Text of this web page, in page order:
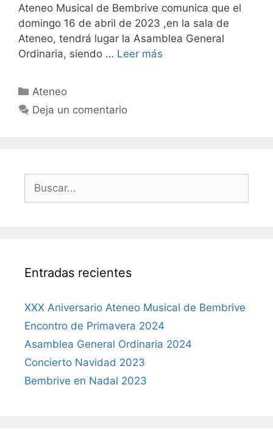
Ateneo Musical de Bembrive comunica que el
domingo 16 de abril de 2023 ,en la sala de
Ateneo, tendrá lugar la Asamblea General
Ordinaria, siendo … Leer más
Categorías
Ateneo
Deja un comentario
Buscar:
Entradas recientes
XXX Aniversario Ateneo Musical de Bembrive
Encontro de Primavera 2024
Asamblea General Ordinaria 2024
Concierto Navidad 2023
Bembrive en Nadal 2023